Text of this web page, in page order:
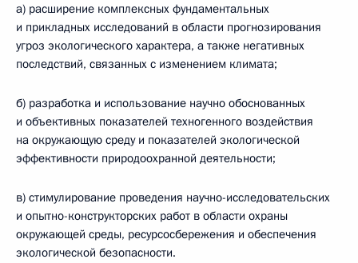
а) расширение комплексных фундаментальных
и прикладных исследований в области прогнозирования
угроз экологического характера, а также негативных
последствий, связанных с изменением климата;
б) разработка и использование научно обоснованных
и объективных показателей техногенного воздействия
на окружающую среду и показателей экологической
эффективности природоохранной деятельности;
в) стимулирование проведения научно-исследовательских
и опытно-конструкторских работ в области охраны
окружающей среды, ресурсосбережения и обеспечения
экологической безопасности.